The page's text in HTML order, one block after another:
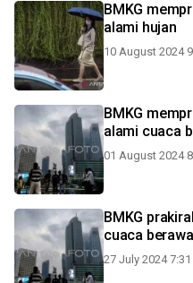
BMKG
alami hujan
10 August 2024
BMKG
alami cuaca
01 August 2024
BMKG
cuaca
27 July 2024